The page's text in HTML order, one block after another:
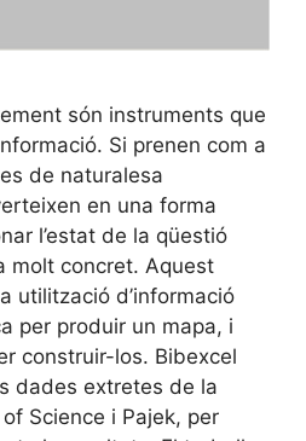
són instruments que
Si prenen com a
de naturalesa
en una forma
l’estat de la qüestió
molt concret. Aquest
utilització d’informació
per produir un mapa, i
construir-los. Bibexcel
dades extretes de la
Science i Pajek, per